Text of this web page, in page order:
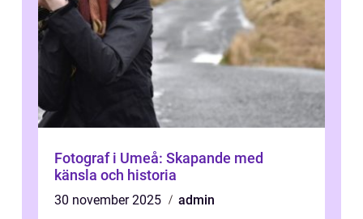
Fotograf i Umeå: Skapande med
känsla och historia
30 november 2025
admin